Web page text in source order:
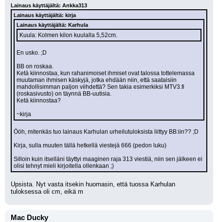
Lainaus käyttäjältä: Ankka313
Lainaus käyttäjältä: kirja
Lainaus käyttäjältä: Karhula
Kuula: Kolmen kilon kuulalla 5,52cm.
En usko. ;D
BB on roskaa.
Ketä kiinnostaa, kun rahanimoiset ihmiset ovat talossa tottelemassa
muutaman ihmisen käskyjä, jotka ehdään niin, että saataisiin
mahdollisimman paljon viihdettä? Sen takia esimerkiksi MTV3.fi
(roskasivusto) on täynnä BB-uutisia.
Ketä kiinnostaa?
~kirja
Ööh, mitenkäs tuo lainaus Karhulan urheilutuloksista liittyy BB:iin?? ;D
Kirja, sulla muuten tällä hetkellä viestejä 666 (pedon luku)
Silloin kuin itselläni täyttyi maaginen raja 313 viestiä, niin sen jälkeen ei
olisi tehnyt mieli kirjoitella ollenkaan ;)
Upsista. Nyt vasta itsekin huomasin, että tuossa Karhulan
tuloksessa oli cm, eikä m
Mac Ducky